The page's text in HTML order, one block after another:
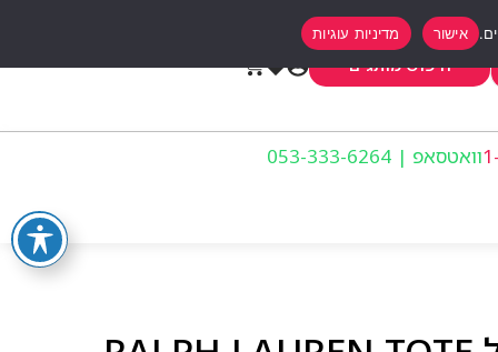
חיפוש מותגים
וואטסאפ | 053-333-6264
אישור מדיניות עוגיות